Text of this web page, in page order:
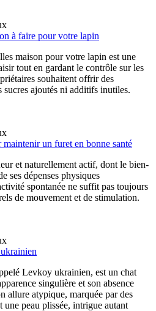
à faire pour votre lapin
maison pour votre lapin est une
tout en gardant le contrôle sur les
souhaitent offrir des
sucres ajoutés ni additifs inutiles.
un furet en bonne santé
et naturellement actif, dont le bien-
ses dépenses physiques
spontanée ne suffit pas toujours
de mouvement et de stimulation.
Levkoy ukrainien, est un chat
singulière et son absence
allure atypique, marquée par des
une peau plissée, intrigue autant